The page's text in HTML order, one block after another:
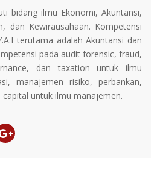
bidang ilmu Ekonomi, Akuntansi,
dan Kewirausahaan. Kompetensi
terutama adalah Akuntansi dan
pada audit forensic, fraud,
dan taxation untuk ilmu
manajemen risiko, perbankan,
untuk ilmu manajemen.